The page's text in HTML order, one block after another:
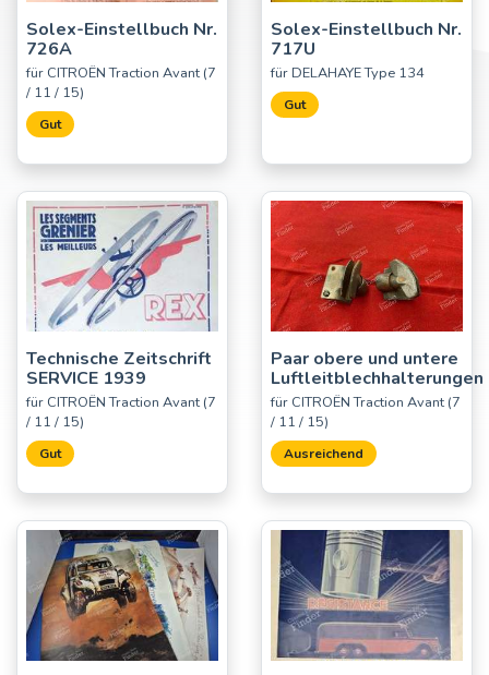
Solex-Einstellbuch Nr.
726A
für CITROËN Traction Avant (7
/ 11 / 15)
Gut
Solex-Einstellbuch Nr.
717U
für DELAHAYE Type 134
Gut
Technische Zeitschrift
SERVICE 1939
für CITROËN Traction Avant (7
/ 11 / 15)
Gut
Paar obere und untere
Luftleitblechhalterungen
für CITROËN Traction Avant (7
/ 11 / 15)
Ausreichend